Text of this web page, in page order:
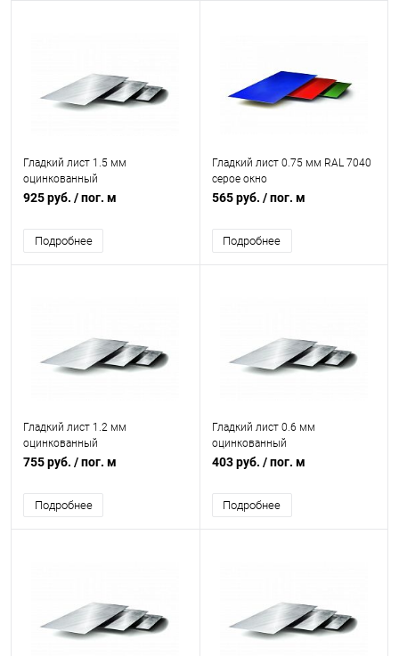
Гладкий лист 1.5 мм
оцинкованный
925 руб. / пог. м
Подробнее
Гладкий лист 0.75 мм RAL 7040
серое окно
565 руб. / пог. м
Подробнее
Гладкий лист 1.2 мм
оцинкованный
755 руб. / пог. м
Подробнее
Гладкий лист 0.6 мм
оцинкованный
403 руб. / пог. м
Подробнее